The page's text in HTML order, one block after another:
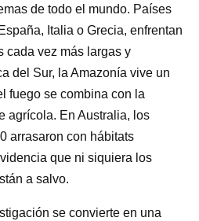
de todo el mundo. Países
Italia o Grecia, enfrentan
cada vez más largas y
del Sur, la Amazonía vive un
fuego se combina con la
agrícola. En Australia, los
arrasaron con hábitats
que ni siquiera los
a salvo.
se convierte en una